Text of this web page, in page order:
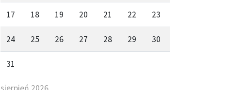
17 18 19 20 21 22 23
24 25 26 27 28 29 30
31